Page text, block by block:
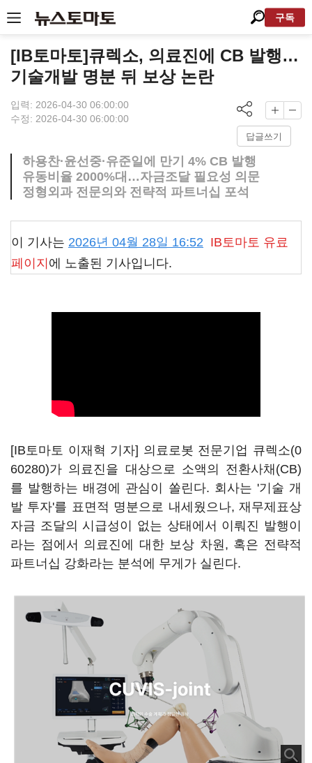
구독
[IB토마토]큐렉소, 의료진에 CB 발행…
기술개발 명분 뒤 보상 논란
입력: 2026-04-30 06:00:00
수정: 2026-04-30 06:00:00
답글쓰기
하용찬·윤선중·유준일에 만기 4% CB 발행
유동비율 2000%대…자금조달 필요성 의문
정형외과 전문의와 전략적 파트너십 포석
이 기사는 2026년 04월 28일 16:52 IB토마토 유료
페이지 에 노출된 기사입니다.
[IB토마토 이재혁 기자] 의료로봇 전문기업 큐렉소(0
60280)가 의료진을 대상으로 소액의 전환사채(CB)
를 발행하는 배경에 관심이 쏠린다. 회사는 '기술 개
발 투자'를 표면적 명분으로 내세웠으나, 재무제표상
자금 조달의 시급성이 없는 상태에서 이뤄진 발행이
라는 점에서 의료진에 대한 보상 차원, 혹은 전략적
파트너십 강화라는 분석에 무게가 실린다.